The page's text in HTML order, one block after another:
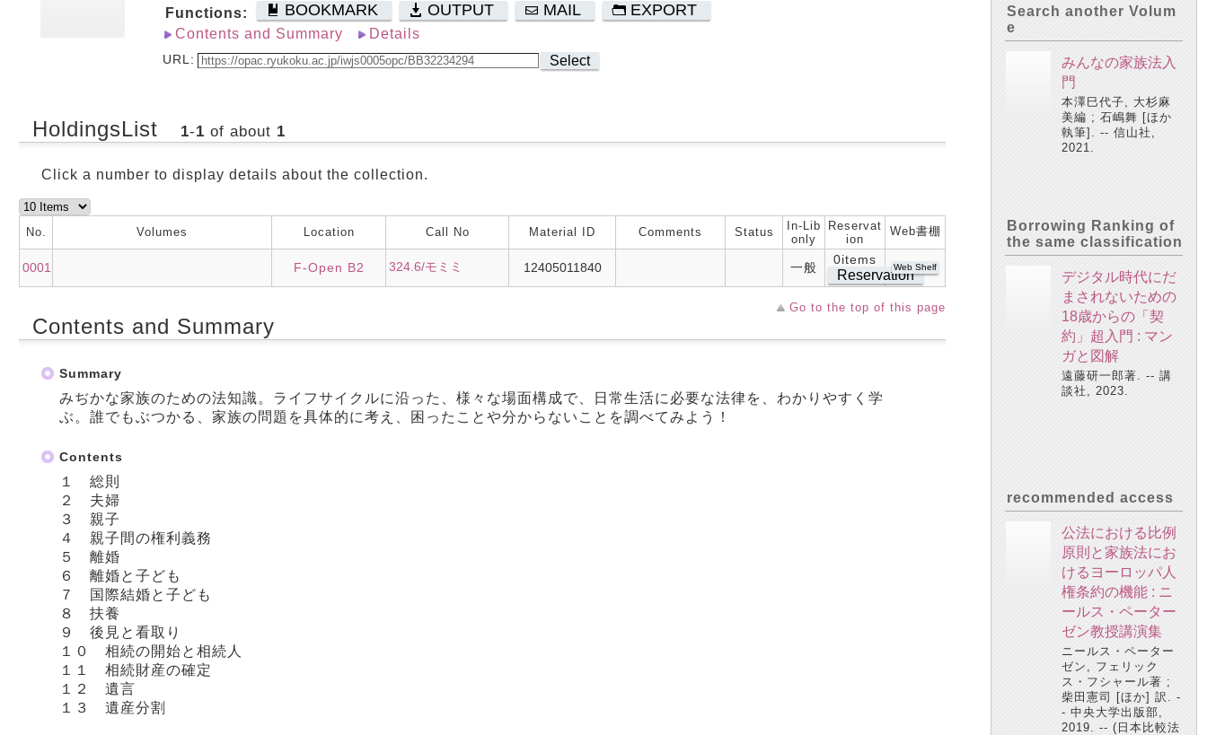
Functions:
BOOKMARK OUTPUT MAIL EXPORT
Contents and Summary Details
URL: Select
HoldingsList 1-1 of about 1
Click a number to display details about the collection.
No. Volumes Location Call No Material ID Comments Status
In-Lib
only
Reservat
ion
Web書棚
0001 F-Open B2 324.6/モミミ 12405011840 一般
0items
Reservation
Web Shelf
Go to the top of this page
Contents and Summary
Summary
みぢかな家族のための法知識。ライフサイクルに沿った、様々な場面構成で、日常生活に必要な法律を、わかりやすく学
ぶ。誰でもぶつかる、家族の問題を具体的に考え、困ったことや分からないことを調べてみよう！
Contents
１ 総則
２ 夫婦
３ 親子
４ 親子間の権利義務
５ 離婚
６ 離婚と子ども
７ 国際結婚と子ども
８ 扶養
９ 後見と看取り
１０ 相続の開始と相続人
１１ 相続財産の確定
１２ 遺言
１３ 遺産分割
Search another Volum
e
みんなの家族法入
門
本澤巳代子, 大杉麻
美編 ; 石嶋舞 [ほか
執筆]. -- 信山社,
2021.
Borrowing Ranking of
the same classification
デジタル時代にだ
まされないための
18歳からの「契
約」超入門 : マン
ガと図解
遠藤研一郎著. -- 講
談社, 2023.
recommended access
公法における比例
原則と家族法にお
けるヨーロッパ人
権条約の機能 : ニ
ールス・ペーター
ゼン教授講演集
ニールス・ペーター
ゼン, フェリック
ス・フシャール著 ;
柴田憲司 [ほか] 訳. -
- 中央大学出版部,
2019. -- (日本比較法